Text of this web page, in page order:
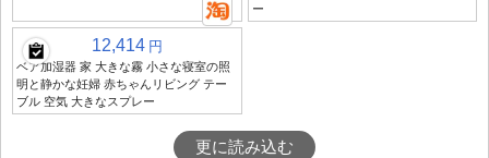
ー
12,414 円
ベア加湿器 家 大きな霧 小さな寝室の照
明と静かな妊婦 赤ちゃんリビング テー
ブル 空気 大きなスプレー
更に読み込む